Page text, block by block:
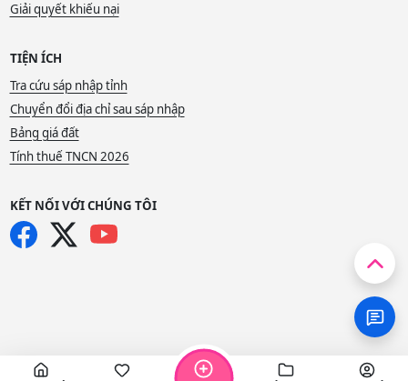
Giải quyết khiếu nại
TIỆN ÍCH
Tra cứu sáp nhập tỉnh
Chuyển đổi địa chỉ sau sáp nhập
Bảng giá đất
Tính thuế TNCN 2026
KẾT NỐI VỚI CHÚNG TÔI